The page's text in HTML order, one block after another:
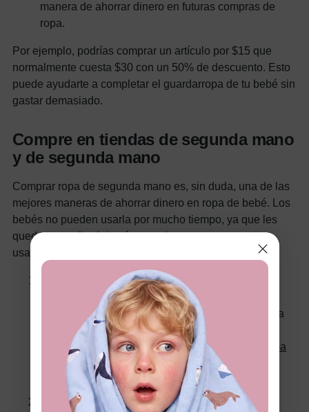
manera de ahorrar dinero en futuras compras de
ropa.
Por ejemplo, podrías comprar un artículo por $15 que
normalmente cuesta $30 con un 50% de descuento. Esto
puede ayudarte a completar el guardarropa de tu bebé sin
gastar demasiado.
Compre en tiendas de segunda mano
y de segunda mano
Comprar ropa de segunda mano es, sin duda, una de las
mejores maneras de ahorrar dinero en ropa de bebé. Los
bebés no pueden usarla por mucho tiempo, ya que les
queda pequeña. Además, permite encontrar prendas
usadas en buen estado.
Tiendas de segunda mano : En tiendas de
segunda mano, de consignación y de segunda
mano locales, puedes encontrar ropa de calidad a
precios mucho menores. Muchas tiendas de
segunda mano tienen secciones dedicadas a
ropa
de bebé
, donde se encuentra ropa asequible y
prácticamente nueva.
Mercados en línea : Sitios web y aplicaciones